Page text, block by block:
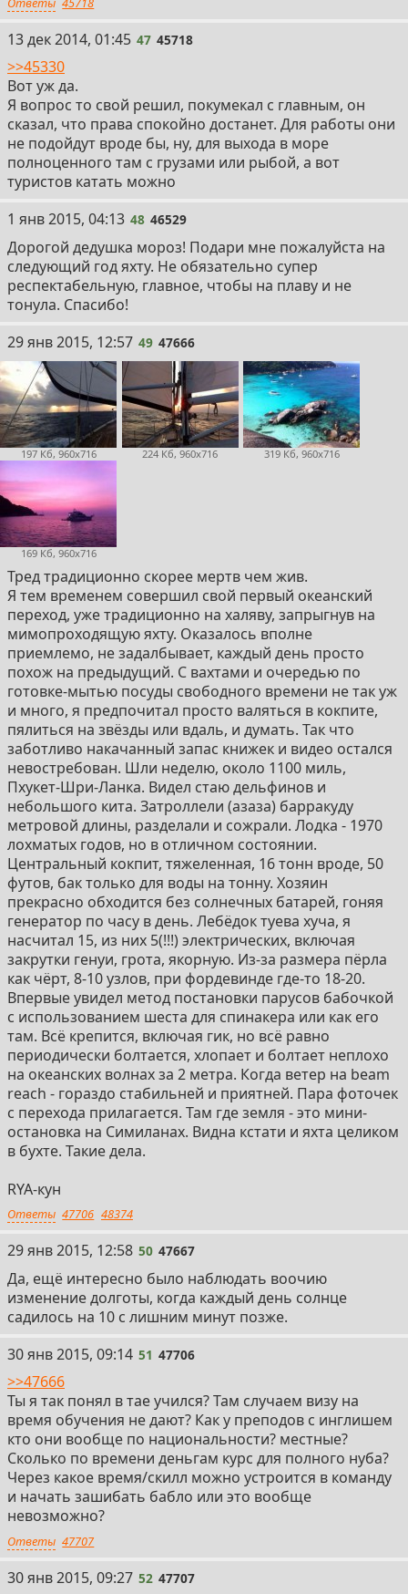
47
13 дек 2014, 01:45 47 45718
>>45330
Вот уж да.
Я вопрос то свой решил, покумекал с главным, он
сказал, что права спокойно достанет. Для работы они
не подойдут вроде бы, ну, для выхода в море
полноценного там с грузами или рыбой, а вот
туристов катать можно
48
1 янв 2015, 04:13 48 46529
Дорогой дедушка мороз! Подари мне пожалуйста на
следующий год яхту. Не обязательно супер
респектабельную, главное, чтобы на плаву и не
тонула. Спасибо!
49
29 янв 2015, 12:57 49 47666
197 Кб, 960x716 224 Кб, 960x716 319 Кб, 960x716
169 Кб, 960x716
Тред традиционно скорее мертв чем жив.
Я тем временем совершил свой первый океанский
переход, уже традиционно на халяву, запрыгнув на
мимопроходящую яхту. Оказалось вполне
приемлемо, не задалбывает, каждый день просто
похож на предыдущий. С вахтами и очередью по
готовке-мытью посуды свободного времени не так уж
и много, я предпочитал просто валяться в кокпите,
пялиться на звёзды или вдаль, и думать. Так что
заботливо накачанный запас книжек и видео остался
невостребован. Шли неделю, около 1100 миль,
Пхукет-Шри-Ланка. Видел стаю дельфинов и
небольшого кита. Затроллели (азаза) барракуду
метровой длины, разделали и сожрали. Лодка - 1970
лохматых годов, но в отличном состоянии.
Центральный кокпит, тяжеленная, 16 тонн вроде, 50
футов, бак только для воды на тонну. Хозяин
прекрасно обходится без солнечных батарей, гоняя
генератор по часу в день. Лебёдок туева хуча, я
насчитал 15, из них 5(!!!) электрических, включая
закрутки генуи, грота, якорную. Из-за размера пёрла
как чёрт, 8-10 узлов, при фордевинде где-то 18-20.
Впервые увидел метод постановки парусов бабочкой
с использованием шеста для спинакера или как его
там. Всё крепится, включая гик, но всё равно
периодически болтается, хлопает и болтает неплохо
на океанских волнах за 2 метра. Когда ветер на beam
reach - гораздо стабильней и приятней. Пара фоточек
с перехода прилагается. Там где земля - это мини-
остановка на Симиланах. Видна кстати и яхта целиком
в бухте. Такие дела.
RYA-кун
Ответы 47706 48374
50
29 янв 2015, 12:58 50 47667
Да, ещё интересно было наблюдать воочию
изменение долготы, когда каждый день солнце
садилось на 10 с лишним минут позже.
51
30 янв 2015, 09:14 51 47706
>>47666
Ты я так понял в тае учился? Там случаем визу на
время обучения не дают? Как у преподов с инглишем
кто они вообще по национальности? местные?
Сколько по времени деньгам курс для полного нуба?
Через какое время/скилл можно устроится в команду
и начать зашибать бабло или это вообще
невозможно?
Ответы 47707
52
30 янв 2015, 09:27 52 47707